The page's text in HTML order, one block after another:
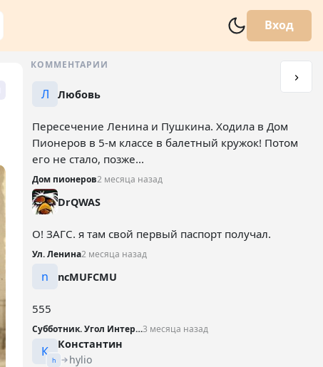
Вход
КОММЕНТАРИИ
Л Любовь
Пересечение Ленина и Пушкина. Ходила в Дом
Пионеров в 5-м классе в балетный кружок! Потом
его не стало, позже...
Дом пионеров2 месяца назад
DrQWAS
О! ЗАГС. я там свой первый паспорт получал.
Ул. Ленина2 месяца назад
n ncMUFCMU
555
Субботник. Угол Интернациональной и Театральной3 месяца назад
К
h
Константин
hylio